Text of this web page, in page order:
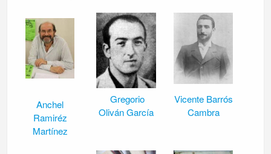
Anchel
Ramiréz
Martínez
Gregorio
Oliván García
Vicente Barrós
Cambra